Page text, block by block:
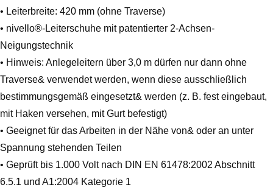
• Leiterbreite: 420 mm (ohne Traverse)
• nivello®-Leiterschuhe mit patentierter 2-Achsen-
Neigungstechnik
• Hinweis: Anlegeleitern über 3,0 m dürfen nur dann ohne
Traverse& verwendet werden, wenn diese ausschließlich
bestimmungsgemäß eingesetzt& werden (z. B. fest eingebaut,
mit Haken versehen, mit Gurt befestigt)
• Geeignet für das Arbeiten in der Nähe von& oder an unter
Spannung stehenden Teilen
• Geprüft bis 1.000 Volt nach DIN EN 61478:2002 Abschnitt
6.5.1 und A1:2004 Kategorie 1